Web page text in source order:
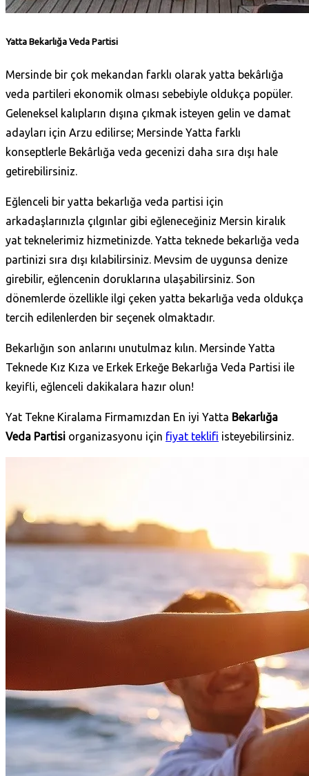
Yatta Bekarlığa Veda Partisi
Mersinde bir çok mekandan farklı olarak yatta bekârlığa
veda partileri ekonomik olması sebebiyle oldukça popüler.
Geleneksel kalıpların dışına çıkmak isteyen gelin ve damat
adayları için Arzu edilirse; Mersinde Yatta farklı
konseptlerle Bekârlığa veda gecenizi daha sıra dışı hale
getirebilirsiniz.
Eğlenceli bir yatta bekarlığa veda partisi için
arkadaşlarınızla çılgınlar gibi eğleneceğiniz Mersin kiralık
yat teknelerimiz hizmetinizde. Yatta teknede bekarlığa veda
partinizi sıra dışı kılabilirsiniz. Mevsim de uygunsa denize
girebilir, eğlencenin doruklarına ulaşabilirsiniz. Son
dönemlerde özellikle ilgi çeken yatta bekarlığa veda oldukça
tercih edilenlerden bir seçenek olmaktadır.
Bekarlığın son anlarını unutulmaz kılın. Mersinde Yatta
Teknede Kız Kıza ve Erkek Erkeğe Bekarlığa Veda Partisi ile
keyifli, eğlenceli dakikalara hazır olun!
Yat Tekne Kiralama Firmamızdan En iyi Yatta Bekarlığa
Veda Partisi organizasyonu için fiyat teklifi isteyebilirsiniz.